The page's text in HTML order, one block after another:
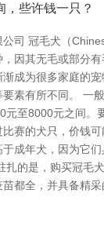
，些许钱一只？
司 冠毛犬（
因其无毛或部分
成为很多家庭的
素有所不同。 一
元至8000元之间。
赛的犬只，价钱
成年犬，因为它
扎的是，购买冠毛
都全，并具备精采